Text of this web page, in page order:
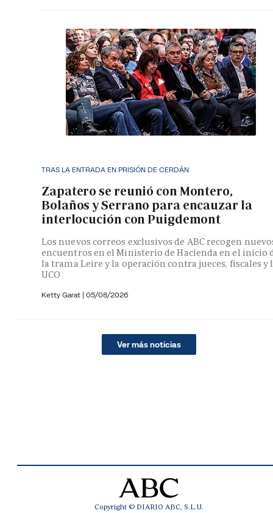
TRAS LA ENTRADA EN PRISIÓN DE CERDÁN
Zapatero se reunió con Montero,
Bolaños y Serrano para encauzar la
interlocución con Puigdemont
Los nuevos correos exclusivos de ABC recogen
encuentros en el Ministerio de Hacienda en el inicio
la trama Leire y la operación contra jueces, fiscales y
UCO
Ketty Garat | 05/08/2026
Ver más noticias
Copyright © DIARIO ABC, S.L.U.